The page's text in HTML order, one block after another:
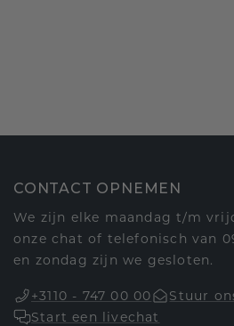
CONTACT OPNEMEN
We zijn elke maandag t/m
onze chat of telefonisch van
en zondag zijn we gesloten.
+3110 - 747 00 00
Stuur
Start een livechat